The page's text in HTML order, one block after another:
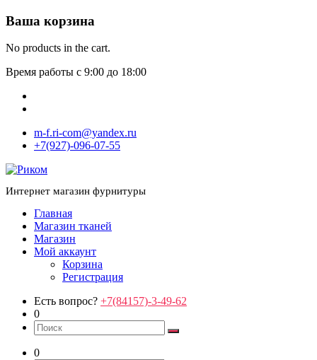
Ваша корзина
No products in the cart.
Время работы с 9:00 до 18:00
m-f.ri-com@yandex.ru
+7(927)-096-07-55
Интернет магазин фурнитуры
Главная
Магазин тканей
Магазин
Мой аккаунт
Корзина
Регистрация
Есть вопрос? +7(84157)-3-49-62
0
0